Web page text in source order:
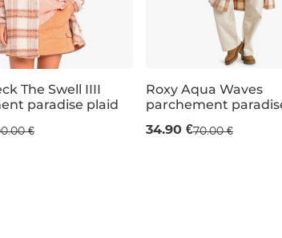
-50 %
The Swell IIII
paradise plaid
€
Výpredaj -50 %
Roxy Aqua Waves
parchement
34.90 €70.00 €